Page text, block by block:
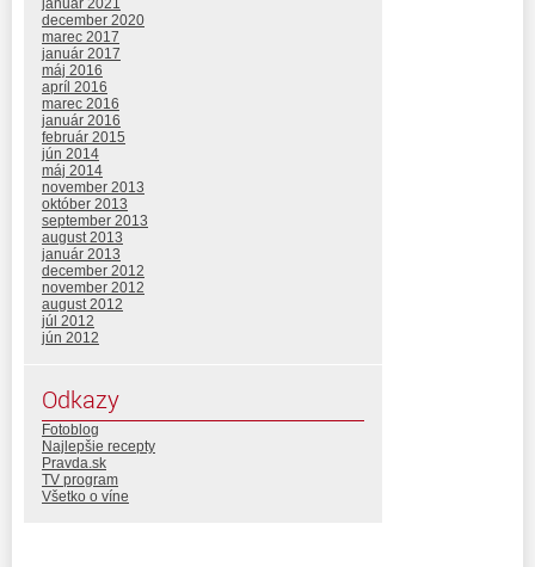
december 2020
marec 2017
január 2017
máj 2016
apríl 2016
marec 2016
január 2016
február 2015
jún 2014
máj 2014
november 2013
október 2013
september 2013
august 2013
január 2013
december 2012
november 2012
august 2012
júl 2012
jún 2012
Odkazy
Fotoblog
Najlepšie recepty
Pravda.sk
TV program
Všetko o víne